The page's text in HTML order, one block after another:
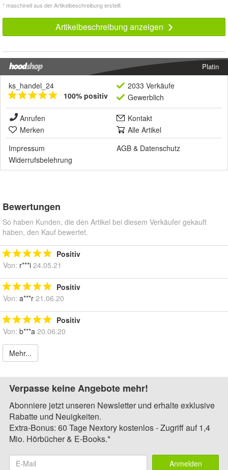
* maschinell aus der Artikelbeschreibung erstellt
Artikelbeschreibung anzeigen
Platin
ks_handel_24
100% positiv
2033 Verkäufe
Gewerblich
Anrufen
Kontakt
Merken
Alle Artikel
Impressum
AGB & Datenschutz
Widerrufsbelehrung
Bewertungen
So haben Kunden, die den Artikel bei diesem Verkäufer gekauft
haben, den Kauf bewertet.
Positiv
Von: r***i 24.05.21
Positiv
Von: a***r 21.06.20
Positiv
Von: b***a 20.06.20
Mehr...
Verpasse keine Angebote mehr!
Abonniere jetzt unseren Newsletter und erhalte exklusive
Rabatte und Neuigkeiten.
Extra-Bonus: 60 Tage Nextory kostenlos - Zugriff auf 1,4
Mio. Hörbücher & E-Books.*
Anmelden